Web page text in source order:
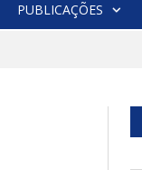
PUBLICAÇÕES